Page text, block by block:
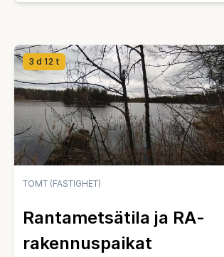
3 d 12 t
TOMT (FASTIGHET)
Rantametsätila ja RA-
rakennuspaikat